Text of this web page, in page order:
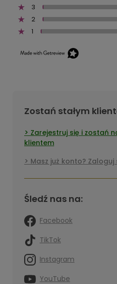
3
2
1
Zostań stałym
Zarejestruj się i zostań
klientem
Masz już konto? Zaloguj
Śledź nas na:
Facebook
TikTok
Instagram
YouTube